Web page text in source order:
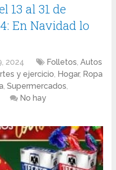
13 al 31 de
En Navidad lo
2024 Folletos,Autos
y ejercicio, Hogar, Ropa
,Supermercados,
No hay